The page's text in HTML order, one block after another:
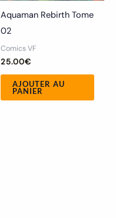
Aquaman Rebirth Tome
02
Comics VF
25.00€
AJOUTER AU
PANIER